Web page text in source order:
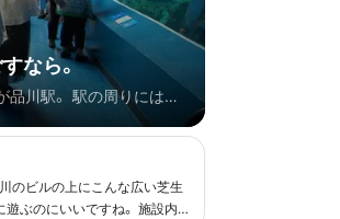
なら。
川駅。 駅の周りには意
活用出来るかも♪ もちろ
のビルの上にこんな広い芝生
ぶのにいいですね。 施設内に